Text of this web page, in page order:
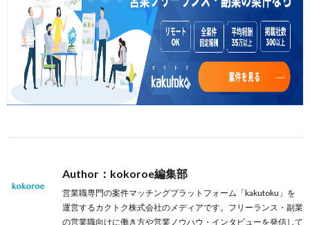
Author：kokoroe編集部
営業職専門の案件マッチングプラットフォーム「kakutoku」を
運営するカクトク株式会社のメディアです。フリーランス・副業
の営業職向けに働き方や営業ノウハウ・インタビューを発信して